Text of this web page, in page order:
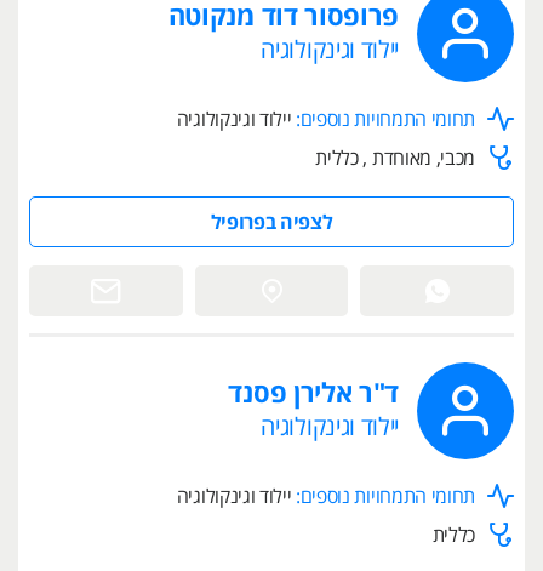
פרופסור דוד מנקוטה
יילוד וגינקולוגיה
תחומי התמחויות נוספים: יילוד וגינקולוגיה
מכבי, מאוחדת , כללית
לצפיה בפרופיל
ד"ר אלירן פסנד
יילוד וגינקולוגיה
תחומי התמחויות נוספים: יילוד וגינקולוגיה
כללית